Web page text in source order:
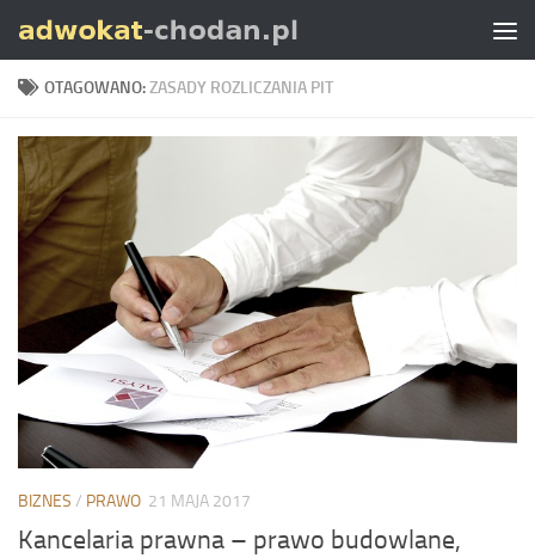
Skip to content
OTAGOWANO:ZASADY ROZLICZANIA PIT
BIZNES / PRAWO 21 MAJA 2017
Kancelaria prawna – prawo budowlane,